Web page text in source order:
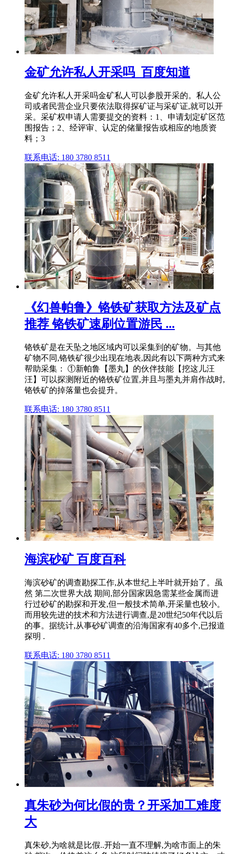
金矿允许私人开采吗_百度知道
金矿允许私人开采吗金矿私人可以参股开采的。私人公
司或者民营企业只要依法取得探矿证与采矿证,就可以开
采。采矿权申请人需要提交的资料：1、申请划定矿区范
围报告；2、经评审、认定的储量报告或相应的地质资
料；3
联系电话: 180 3780 8511
《幻兽帕鲁》铬铁矿获取方法及矿点
推荐 铬铁矿速刷位置游民 ...
铬铁矿是在天坠之地区域内可以采集到的矿物。与其他
矿物不同,铬铁矿很少出现在地表,因此有以下两种方式来
帮助采集： ①新帕鲁【墨丸】的伙伴技能【挖这儿汪
汪】可以探测附近的铬铁矿位置,并且与墨丸并肩作战时,
铬铁矿的掉落量也会提升。
联系电话: 180 3780 8511
海滨砂矿 百度百科
海滨砂矿的调查勘探工作,从本世纪上半叶就开始了。虽
然 第二次世界大战 期间,部分国家因急需某些金属而进
行过砂矿的勘探和开发,但一般技术简单,开采量也较小。
而用较先进的技术和方法进行调查,是20世纪50年代以后
的事。据统计,从事砂矿调查的沿海国家有40多个,已报道
探明 .
联系电话: 180 3780 8511
真朱砂为何比假的贵？开采加工难度
大
真朱砂,为啥就是比假..开始一直不理解,为啥市面上的朱